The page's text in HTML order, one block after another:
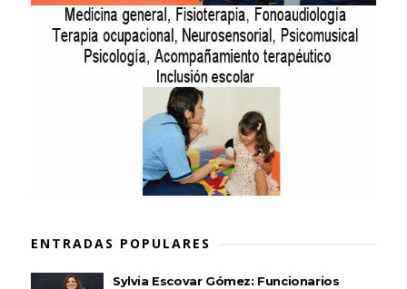
ENTRADAS POPULARES
Sylvia Escovar Gómez: Funcionarios